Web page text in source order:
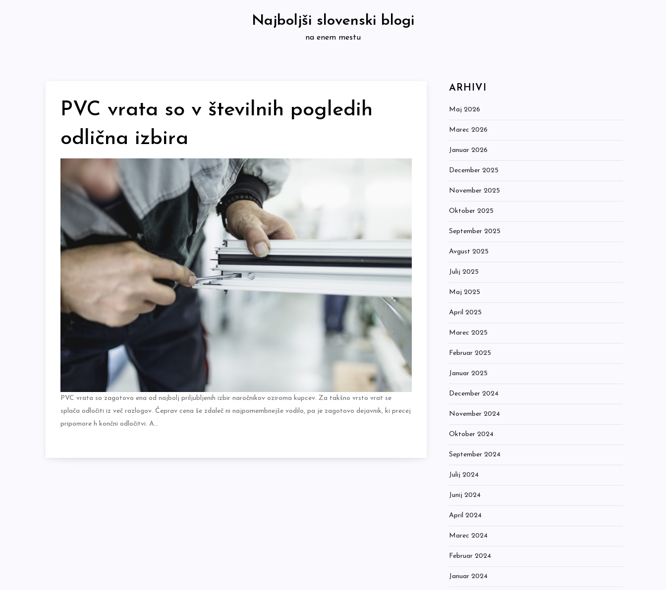
Najboljši slovenski blogi
na enem mestu
PVC vrata so v številnih pogledih
odlična izbira
PVC vrata so zagotovo ena od najbolj priljubljenih izbir naročnikov oziroma kupcev. Za takšno vrsto vrat se
splača odločiti iz več razlogov. Čeprav cena še zdaleč ni najpomembnejše vodilo, pa je zagotovo dejavnik, ki precej
pripomore h končni odločitvi. A…
ARHIVI
Maj 2026
Marec 2026
Januar 2026
December 2025
November 2025
Oktober 2025
September 2025
Avgust 2025
Julij 2025
Maj 2025
April 2025
Marec 2025
Februar 2025
Januar 2025
December 2024
November 2024
Oktober 2024
September 2024
Julij 2024
Junij 2024
April 2024
Marec 2024
Februar 2024
Januar 2024